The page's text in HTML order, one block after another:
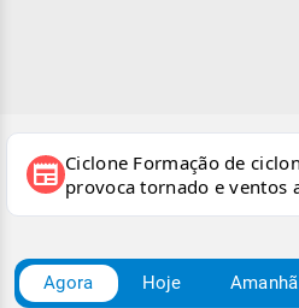
newspaper Ciclone Formação de
provoca tornado e ventos
no RS
Agora Hoje Amanhã